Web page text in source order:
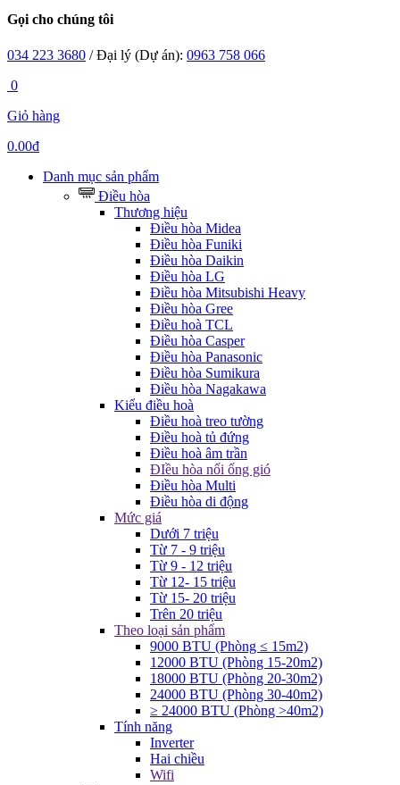
Gọi cho chúng tôi
034 223 3680 / Đại lý (Dự án): 0963 758 066
0
Giỏ hàng
0.00đ
Danh mục sản phẩm
Điều hòa
Thương hiệu
Điều hòa Midea
Điều hòa Funiki
Điều hòa Daikin
Điều hòa LG
Điều hòa Mitsubishi Heavy
Điều hòa Gree
Điều hoà TCL
Điều hòa Casper
Điều hòa Panasonic
Điều hòa Sumikura
Điều hòa Nagakawa
Kiểu điều hoà
Điều hoà treo tường
Điều hoà tủ đứng
Điều hoà âm trần
ĐIều hòa nối ống gió
Điều hòa Multi
Điều hòa di động
Mức giá
Dưới 7 triệu
Từ 7 - 9 triệu
Từ 9 - 12 triệu
Từ 12- 15 triệu
Từ 15- 20 triệu
Trên 20 triệu
Theo loại sản phẩm
9000 BTU (Phòng ≤ 15m2)
12000 BTU (Phòng 15-20m2)
18000 BTU (Phòng 20-30m2)
24000 BTU (Phòng 30-40m2)
≥ 24000 BTU (Phòng >40m2)
Tính năng
Inverter
Hai chiều
Wifi